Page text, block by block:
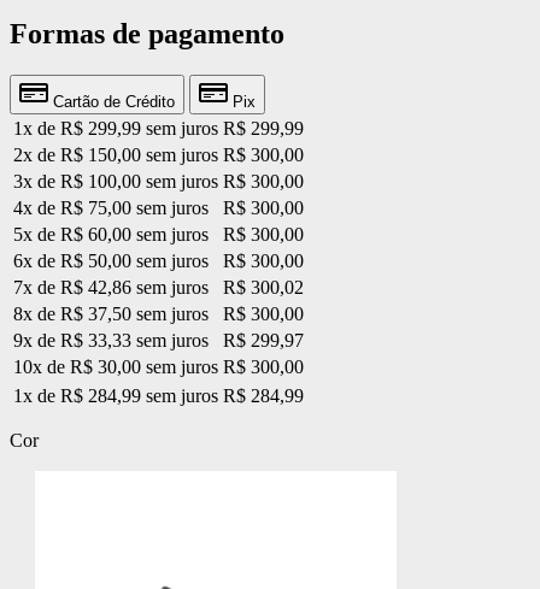
Formas de pagamento
Cartão de Crédito Pix
1x de R$ 299,99 sem juros R$ 299,99
2x de R$ 150,00 sem juros R$ 300,00
3x de R$ 100,00 sem juros R$ 300,00
4x de R$ 75,00 sem juros
R$ 300,00
5x de R$ 60,00 sem juros
R$ 300,00
6x de R$ 50,00 sem juros
R$ 300,00
7x de R$ 42,86 sem juros
R$ 300,02
8x de R$ 37,50 sem juros
R$ 300,00
9x de R$ 33,33 sem juros
R$ 299,97
10x de R$ 30,00 sem juros R$ 300,00
1x de R$ 284,99 sem juros R$ 284,99
Cor